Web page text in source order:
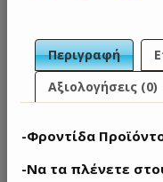
Περιγραφή
Αξιολογήσεις (0)
-Φροντίδα
-Να τα πλένετε